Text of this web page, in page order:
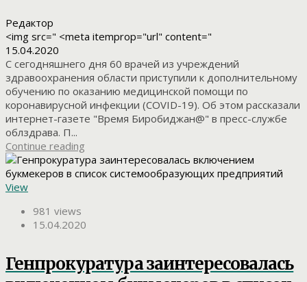
Редактор
<img src=" <meta itemprop="url" content="
15.04.2020
С сегодняшнего дня 60 врачей из учреждений
здравоохранения области приступили к дополнительному
обучению по оказанию медицинской помощи по
коронавирусной инфекции (СOVID-19). Об этом рассказали
интернет-газете "Время Биробиджан@" в пресс-службе
облздрава. П...
Continue reading
View
981 views
15.04.2020
Генпрокуратура заинтересовалась